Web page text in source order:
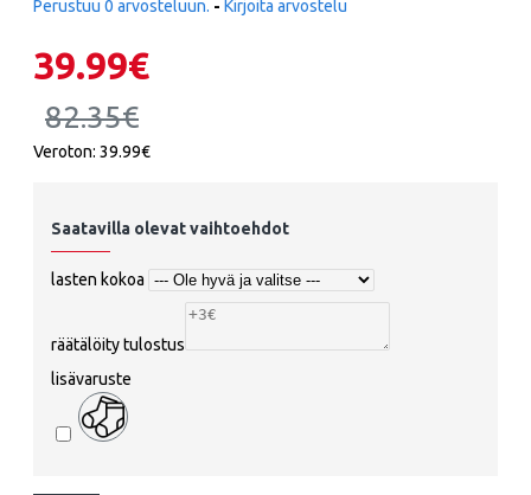
Perustuu 0 arvosteluun. - Kirjoita arvostelu
39.99€
82.35€
Veroton: 39.99€
Saatavilla olevat vaihtoehdot
lasten kokoa
räätälöity tulostus
lisävaruste